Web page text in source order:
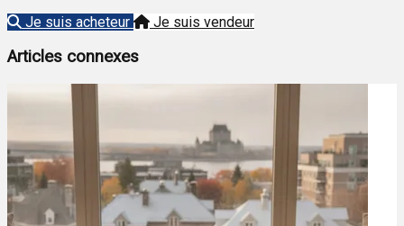
Je suis acheteur
Je suis vendeur
Articles connexes